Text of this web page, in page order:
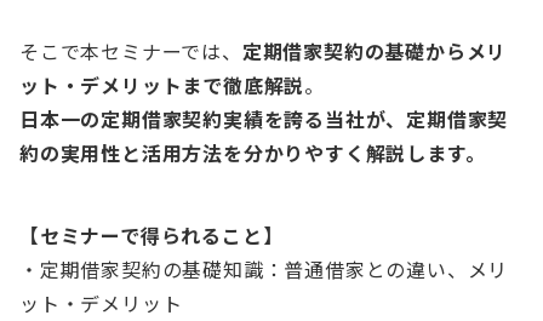
そこで本セミナーでは、 定期借家契約の基礎からメリ
ット・デメリットまで徹底解説。
日本一の定期借家契約実績を誇る当社が、定期借家契
約の実用性と活用方法を分かりやすく解説します。
【セミナーで得られること】
・定期借家契約の基礎知識：普通借家との違い、メリ
ット・デメリット